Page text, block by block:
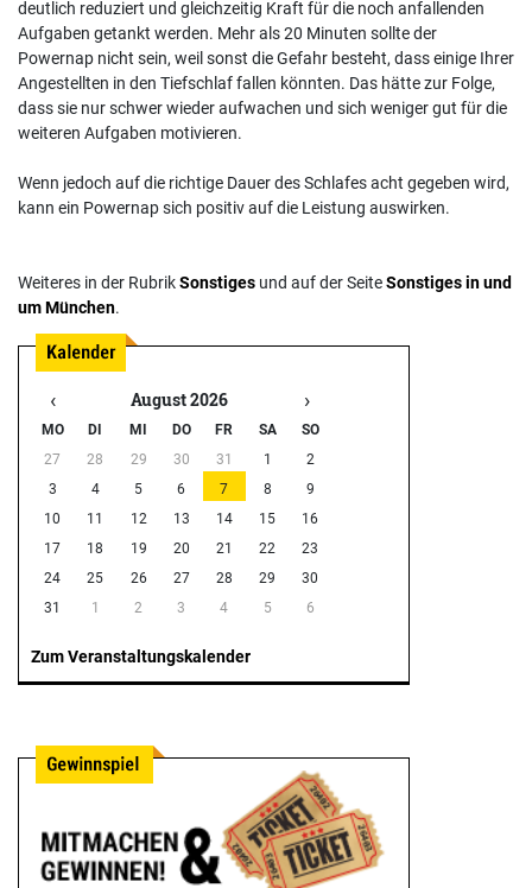
deutlich reduziert und gleichzeitig Kraft für die noch anfallenden
Aufgaben getankt werden. Mehr als 20 Minuten sollte der
Powernap nicht sein, weil sonst die Gefahr besteht, dass einige Ihrer
Angestellten in den Tiefschlaf fallen könnten. Das hätte zur Folge,
dass sie nur schwer wieder aufwachen und sich weniger gut für die
weiteren Aufgaben motivieren.
Wenn jedoch auf die richtige Dauer des Schlafes acht gegeben wird,
kann ein Powernap sich positiv auf die Leistung auswirken.
Weiteres in der RubrikSonstiges und auf der SeiteSonstiges in und
um München.
‹ August 2026 ›
MO DI MI DO FR SA
SO
27
28 29 30 31 1
2
3
4 5 6 7 8
9
10
11 12 13 14 15
16
17
18 19 20 21 22
23
24
25 26 27 28 29
30
31
1 2 3 4 5 6
Zum Veranstaltungskalender